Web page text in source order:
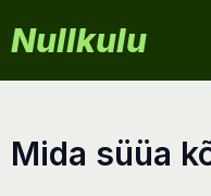
Nullkulu
mida süüa